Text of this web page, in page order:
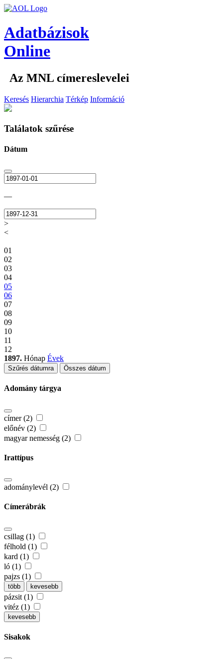
Adatbázisok
Online
Az MNL címereslevelei
Keresés Hierarchia Térkép Információ
Találatok szűrése
Dátum
—
>
<
01
02
03
04
05
06
07
08
09
10
11
12
1897. Hónap Évek
Szűrés dátumra Összes dátum
Adomány tárgya
címer (2)
előnév (2)
magyar nemesség (2)
Irattípus
adománylevél (2)
Címerábrák
csillag (1)
félhold (1)
kard (1)
ló (1)
pajzs (1)
több kevesebb
pázsit (1)
vitéz (1)
kevesebb
Sisakok